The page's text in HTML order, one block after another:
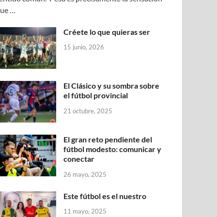
…
Créete lo que quieras ser
15 junio, 2026
El Clásico y su sombra sobre
el fútbol provincial
21 octubre, 2025
El gran reto pendiente del
fútbol modesto: comunicar y
conectar
26 mayo, 2025
Este fútbol es el nuestro
11 mayo, 2025